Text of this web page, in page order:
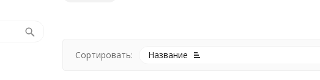
Сортировать: Название